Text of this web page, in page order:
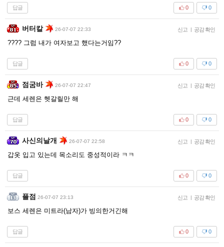
답글 0
0
버터칼 26-07-07 22:33 신고 | 공감 확인
???? 그럼 내가 여자보고 했다는거임??
답글 0
0
점굼바 26-07-07 22:47 신고 | 공감 확인
근데 세렌은 헷갈릴만 해
답글 0
0
사신의날개 26-07-07 22:58 신고 | 공감 확인
갑옷 입고 있는데 목소리도 중성적이라 ㅋㅋ
답글 0
0
플점 26-07-07 23:13 신고 | 공감 확인
보스 세렌은 미트라(남자)가 빙의한거긴해
답글 0
0